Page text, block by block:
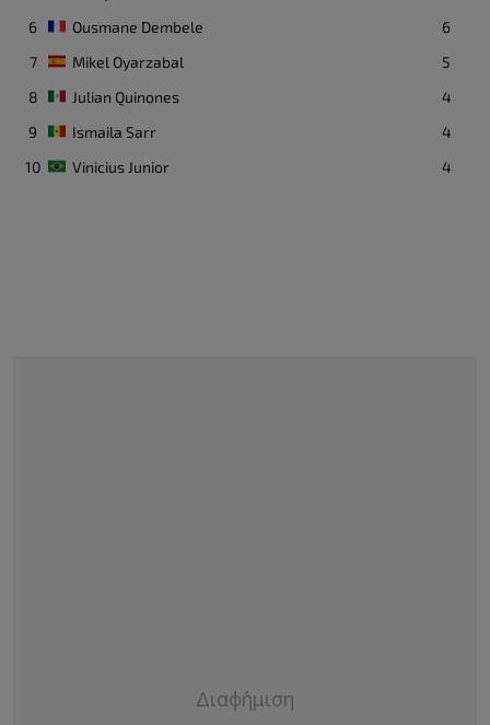
9 Marcus Thuram
Επιθετικός
19 Theo Hernandez
Ibrahima Konate
6
Ousmane Dembele
6
7
Mikel Oyarzabal
5
8
Julian Quinones
4
9
Ismaila Sarr
4
10
Vinicius Junior 4